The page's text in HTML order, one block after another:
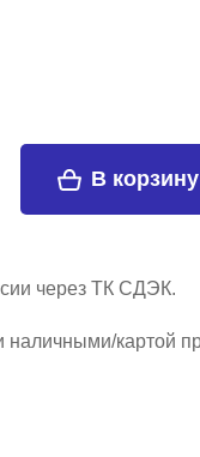
В корзину
через ТК СДЭК.
наличными/картой